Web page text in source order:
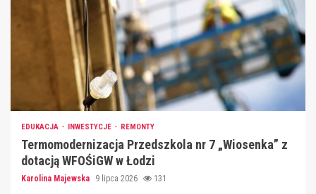
EDUKACJA INWESTYCJE REMONTY
Termomodernizacja Przedszkola nr 7 „Wiosenka” z
dotacją WFOŚiGW w Łodzi
Karolina Majewska 9 lipca 2026 131